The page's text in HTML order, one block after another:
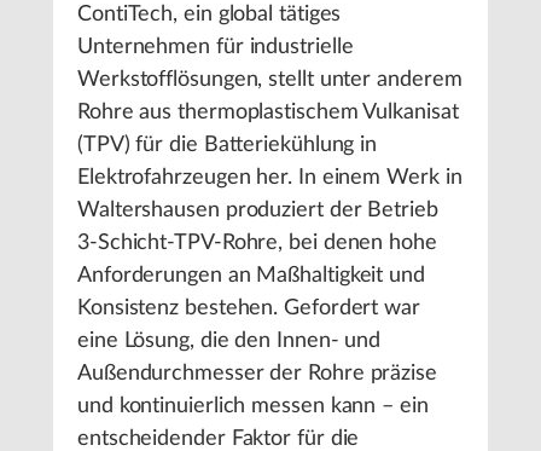
ContiTech, ein global tätiges
Unternehmen für industrielle
Werkstofflösungen, stellt unter anderem
Rohre aus thermoplastischem Vulkanisat
(TPV) für die Batteriekühlung in
Elektrofahrzeugen her. In einem Werk in
Waltershausen produziert der Betrieb
3-Schicht-TPV-Rohre, bei denen hohe
Anforderungen an Maßhaltigkeit und
Konsistenz bestehen. Gefordert war
eine Lösung, die den Innen- und
Außendurchmesser der Rohre präzise
und kontinuierlich messen kann – ein
entscheidender Faktor für die